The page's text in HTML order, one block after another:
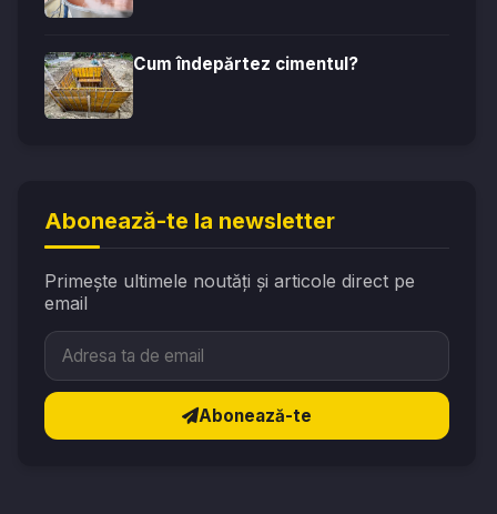
Cum îndepărtez cimentul?
Abonează-te la newsletter
Primește ultimele noutăți și articole direct pe
email
Abonează-te